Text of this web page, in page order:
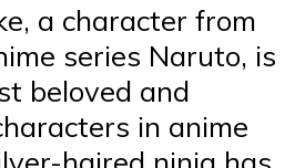
a character from
series Naruto, is
beloved and
in anime